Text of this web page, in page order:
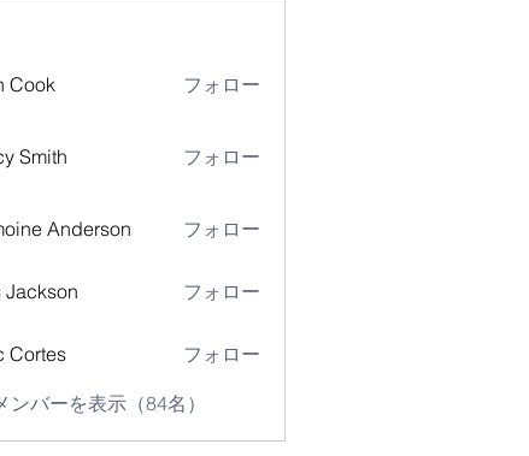
Cook フォロー
Smith フォロー
Anderson フォロー
Jackson フォロー
Cortes フォロー
ンバーを表示（84名）